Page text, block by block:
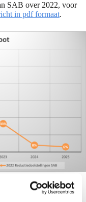
SAB over 2022, voor
in pdf formaat.